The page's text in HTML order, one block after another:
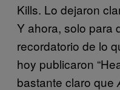
Kills. Lo dejaron
Y ahora, solo para
recordatorio de lo
hoy publicaron
bastante claro que